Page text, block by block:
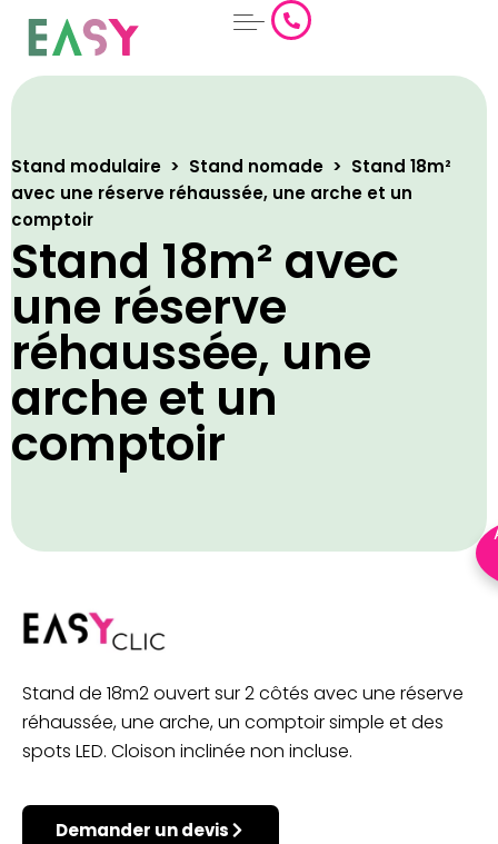
Stand modulaire > Stand nomade > Stand 18m²
avec une réserve réhaussée, une arche et un
comptoir
Stand 18m² avec
une réserve
réhaussée, une
arche et un
comptoir
Stand de 18m2 ouvert sur 2 côtés avec une réserve
réhaussée, une arche, un comptoir simple et des
spots LED. Cloison inclinée non incluse.
Demander un devis